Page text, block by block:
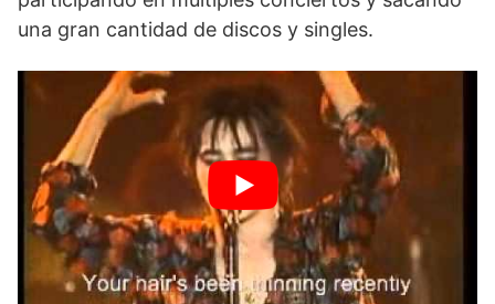
una gran cantidad de discos y singles.